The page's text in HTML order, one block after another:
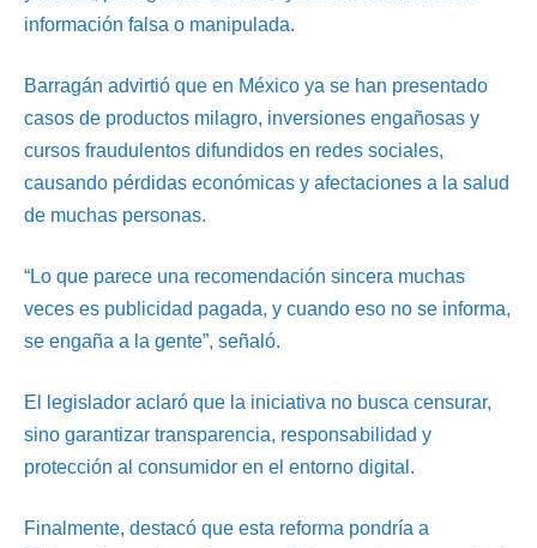
información falsa o manipulada.
Barragán advirtió que en México ya se han presentado
casos de productos milagro, inversiones engañosas y
cursos fraudulentos difundidos en redes sociales,
causando pérdidas económicas y afectaciones a la salud
de muchas personas.
“Lo que parece una recomendación sincera muchas
veces es publicidad pagada, y cuando eso no se informa,
se engaña a la gente”, señaló.
El legislador aclaró que la iniciativa no busca censurar,
sino garantizar transparencia, responsabilidad y
protección al consumidor en el entorno digital.
Finalmente, destacó que esta reforma pondría a